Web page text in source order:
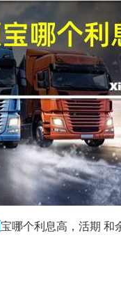
宝哪个利息高，活期 和